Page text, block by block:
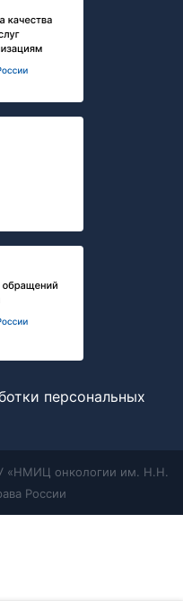
персональных
«НМИЦ онкологии им. Н.Н.
России